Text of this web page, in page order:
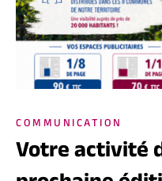
COMMUNICATION
Votre activité